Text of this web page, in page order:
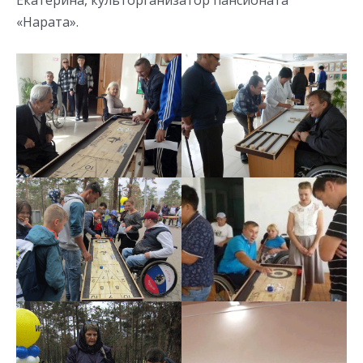
«Нарата».